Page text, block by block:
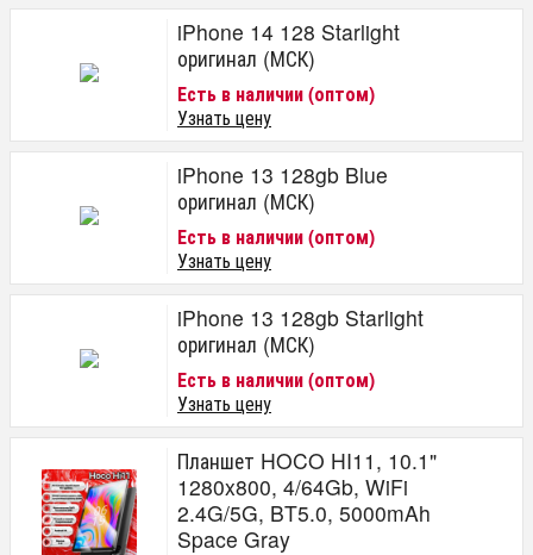
Категория товара
Планшеты и телефоны
iPhone 14 128 Starlight
оригинал (МСК)
Есть в наличии (оптом)
Узнать цену
iPhone 13 128gb Blue
оригинал (МСК)
Есть в наличии (оптом)
Узнать цену
iPhone 13 128gb Starlight
оригинал (МСК)
Есть в наличии (оптом)
Узнать цену
Планшет HOCO HI11, 10.1"
1280x800, 4/64Gb, WiFi
2.4G/5G, BT5.0, 5000mAh
Space Gray